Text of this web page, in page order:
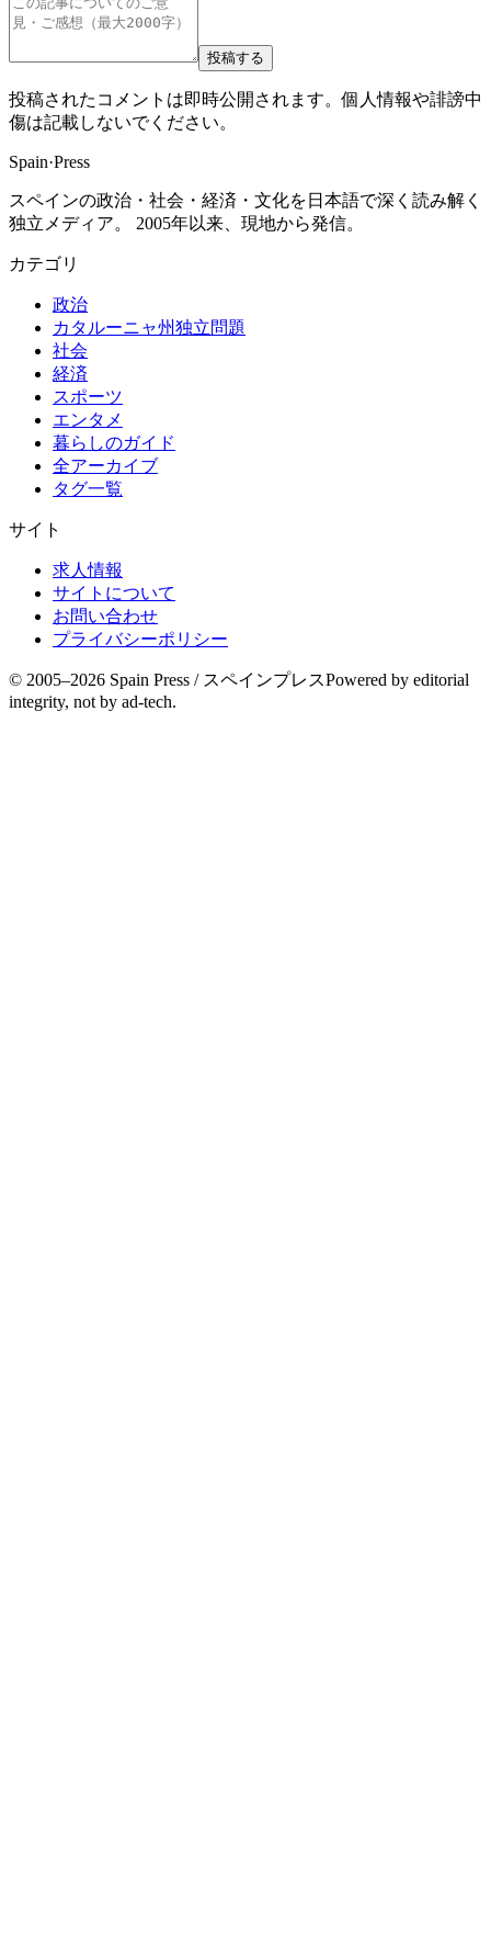
投稿する
投稿されたコメントは即時公開されます。個人情報や誹謗中
傷は記載しないでください。
Spain·Press
スペインの政治・社会・経済・文化を日本語で深く読み解く
独立メディア。 2005年以来、現地から発信。
カテゴリ
政治
カタルーニャ州独立問題
社会
経済
スポーツ
エンタメ
暮らしのガイド
全アーカイブ
タグ一覧
サイト
求人情報
サイトについて
お問い合わせ
プライバシーポリシー
© 2005–2026 Spain Press / スペインプレスPowered by editorial
integrity, not by ad-tech.